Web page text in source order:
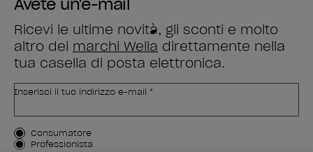
Avete un'e-mail
Ricevi le ultime novità, gli sconti e molto
altro dei marchi Wella direttamente nella
tua casella di posta elettronica.
Inserisci il tuo indirizzo e-mail *
Tipo di cliente
Consumatore
Professionista